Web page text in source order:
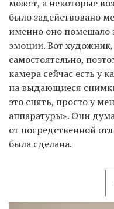
может, а некоторые
было задействовано
именно оно помешало
эмоции. Вот
самостоятельно,
камера сейчас есть у
на выдающиеся
это снять, просто у
аппаратуры». Они
от посредственной
была сделана.